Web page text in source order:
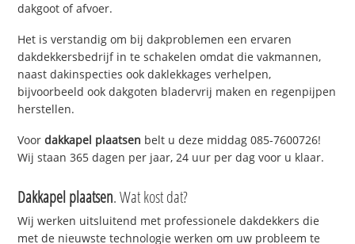
dakgoot of afvoer.
Het is verstandig om bij dakproblemen een ervaren
dakdekkersbedrijf in te schakelen omdat die vakmannen,
naast dakinspecties ook daklekkages verhelpen,
bijvoorbeeld ook dakgoten bladervrij maken en regenpijpen
herstellen.
Voordakkapel plaatsen belt u deze middag 085-7600726!
Wij staan 365 dagen per jaar, 24 uur per dag voor u klaar.
Dakkapel plaatsen. Wat kost dat?
Wij werken uitsluitend met professionele dakdekkers die
met de nieuwste technologie werken om uw probleem te